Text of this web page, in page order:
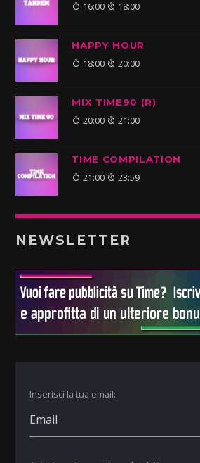
16:00 18:00
HAPPY HOUR
18:00 20:00
MIX TIME90 (R)
20:00 21:00
TIME COMPILATION
21:00 23:59
NEWSLETTER
Inserisci la tua email: